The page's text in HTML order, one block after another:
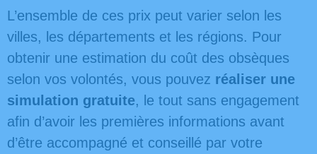
L’ensemble de ces prix peut varier selon les
villes, les départements et les régions. Pour
obtenir une estimation du coût des obsèques
selon vos volontés, vous pouvez réaliser une
simulation gratuite, le tout sans engagement
afin d’avoir les premières informations avant
d’être accompagné et conseillé par votre